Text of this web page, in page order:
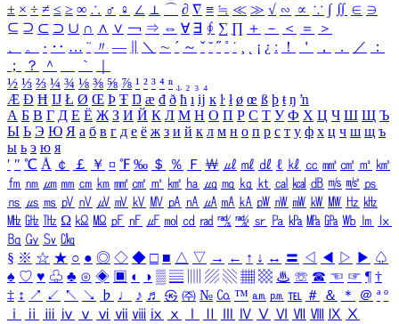
± × ÷ ≠ ≤ ≥ ∞ ∴ ♂ ♀ ∠ ⊥ ⌒ ∂ ∇ ≡ ≒ ≪ ≫ √ ∽ ∝ ∵ ∫ ∬ ∈ ∋
⊆ ⊇ ⊂ ⊃ ∪ ∩ ∧ ∨ ￢ ⇒ ⇔ ∀ ∃ ∮ ∑ ∏ ＋ － ＜ ＝
＞
、
。 · ‥ … ¨ 〃 ― ＼ ∼ ´ ～ ˇ ˘ ˝ ˚ ˙ ¸ ¡ ¿ ː ！ ＇ ， ． ／
：
；
？ ＾ ｀
½ ⅓ ⅔ ¼ ¾ ⅛ ⅜ ⅝ ⅞ ¹ ² ³ ⁴ ⁿ ₁ ₂ ₃ ₄
Æ Ð Ħ Ĳ Ł Ø Œ Þ Ŧ Ŋ æ đ ð ħ ı ĳ ĸ ŀ ł ø œ ß þ ŧ ŋ ŉ
А Б В Г Д Е Ё Ж З И Й К Л М Н О П Р С Т У Ф Х Ц Ч Ш Щ Ъ
Ы Ь Э Ю Я а б в г д е ё ж з и й к л м н о п р с т у ф х ц ч ш щ ъ
ы ь э ю я
′ ″ ℃ Å ￠ ￡ ￥ ¤ ℉ ‰ ＄ ％ Ｆ ￦ ㎕ ㎖ ㎗ ℓ ㎘ ㏄ ㎣ ㎤ ㎥ ㎦
㎙ ㎚ ㎛ ㎜ ㎝ ㎞ ㎟ ㎠ ㎡ ㎢ ㏊ ㎍ ㎎ ㎏ ㏏ ㎈ ㎉ ㏈ ㎧ ㎨ ㎰
㎱ ㎲ ㎳ ㎴ ㎵ ㎶ ㎷ ㎸ ㎹ ㎀ ㎁ ㎂ ㎃ ㎄ ㎺ ㎻ ㎽ ㎾ ㎿ ㎐ ㎑
㎒ ㎓ ㎔ Ω ㏀ ㏁ ㎊ ㎋ ㎌ ㏖ ㏅ ㎭ ㎮ ㎯ ㏛ ㎩ ㎪ ㎫ ㎬ ㏝ ㏐
㏓
㏃ ㏉ ㏜ ㏆
§ ※ ☆ ★ ○ ● ◎ ◇ ◆ □ ■ △ ▽ → ← ↑ ↓ ↔ 〓 ◁ ◀ ▷ ▶ ♤
♠ ♡ ♥ ♧ ♣ ⊙ ◈ ▣ ◐ ◑ ▒ ▤ ▨ ▧ ▦ ▩ ♨ ☏ ☎ ☜ ☞ ¶ †
‡ ↕ ↗ ↙ ↖ ↘ ♭ ♩ ♪ ♬ ㉿ ㈜ № ㏇ ™ ㏂ ㏘ ℡ ＃ ＆ ＊ ＠ ª º
ⅰ
ⅱ ⅲ ⅳ ⅴ ⅵ ⅶ ⅷ ⅸ ⅹ Ⅳ Ⅴ Ⅵ Ⅶ Ⅷ Ⅸ Ⅹ